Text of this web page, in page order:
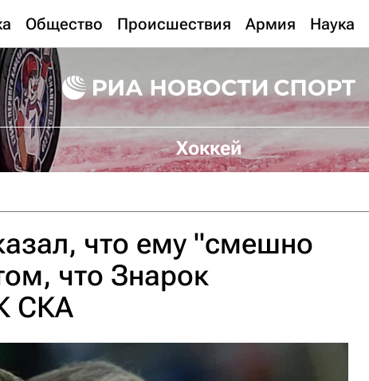
Общество Происшествия Армия Наука
Хоккей
что ему "смешно
что Знарок
СКА